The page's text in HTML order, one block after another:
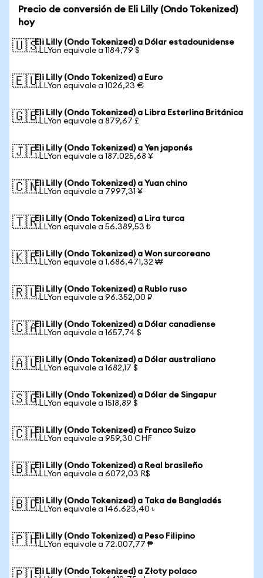
Precio de conversión de Eli Lilly (Ondo Tokenized)
hoy
🇺🇸Eli Lilly (Ondo Tokenized) a Dólar estadounidense
1 LLYon equivale a 1184,79 $
🇪🇺Eli Lilly (Ondo Tokenized) a Euro
1 LLYon equivale a 1026,23 €
🇬🇧Eli Lilly (Ondo Tokenized) a Libra Esterlina Británica
1 LLYon equivale a 879,67 £
🇯🇵Eli Lilly (Ondo Tokenized) a Yen japonés
1 LLYon equivale a 187.025,68 ¥
🇨🇳Eli Lilly (Ondo Tokenized) a Yuan chino
1 LLYon equivale a 7997,31 ¥
🇹🇷Eli Lilly (Ondo Tokenized) a Lira turca
1 LLYon equivale a 56.389,53 ₺
🇰🇷Eli Lilly (Ondo Tokenized) a Won surcoreano
1 LLYon equivale a 1.686.471,32 ₩
🇷🇺Eli Lilly (Ondo Tokenized) a Rublo ruso
1 LLYon equivale a 96.352,00 ₽
🇨🇦Eli Lilly (Ondo Tokenized) a Dólar canadiense
1 LLYon equivale a 1657,74 $
🇦🇺Eli Lilly (Ondo Tokenized) a Dólar australiano
1 LLYon equivale a 1682,17 $
🇸🇬Eli Lilly (Ondo Tokenized) a Dólar de Singapur
1 LLYon equivale a 1518,89 $
🇨🇭Eli Lilly (Ondo Tokenized) a Franco Suizo
1 LLYon equivale a 959,30 CHF
🇧🇷Eli Lilly (Ondo Tokenized) a Real brasileño
1 LLYon equivale a 6072,03 R$
🇧🇩Eli Lilly (Ondo Tokenized) a Taka de Bangladés
1 LLYon equivale a 146.623,40 ৳
🇵🇭Eli Lilly (Ondo Tokenized) a Peso Filipino
1 LLYon equivale a 72.007,77 ₱
Eli Lilly (Ondo Tokenized) a Złoty polaco